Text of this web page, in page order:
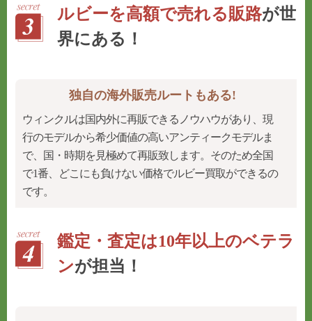
ルビーを高額で売れる販路が世
界にある！
独自の海外販売ルートもある!
ウィンクルは国内外に再販できるノウハウがあり、現
行のモデルから希少価値の高いアンティークモデルま
で、国・時期を見極めて再販致します。そのため全国
で1番、 どこにも負けない価格でルビー買取ができるの
です。
鑑定・査定は10年以上のベテラ
ンが担当！